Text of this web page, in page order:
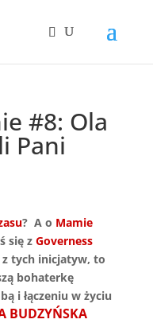
#8: Ola
Pani
? A o Mamie
się z Governess
z tych inicjatyw, to
bohaterkę
i łączeniu w życiu
BUDZYŃSKA